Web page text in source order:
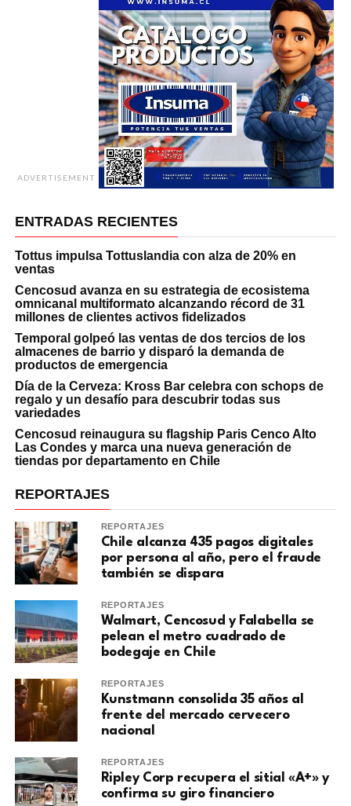
ADVERTISEMENT
ENTRADAS RECIENTES
Tottus impulsa Tottuslandia con alza de 20% en
ventas
Cencosud avanza en su estrategia de ecosistema
omnicanal multiformato alcanzando récord de 31
millones de clientes activos fidelizados
Temporal golpeó las ventas de dos tercios de los
almacenes de barrio y disparó la demanda de
productos de emergencia
Día de la Cerveza: Kross Bar celebra con schops de
regalo y un desafío para descubrir todas sus
variedades
Cencosud reinaugura su flagship Paris Cenco Alto
Las Condes y marca una nueva generación de
tiendas por departamento en Chile
REPORTAJES
REPORTAJES
Chile alcanza 435 pagos digitales
por persona al año, pero el fraude
también se dispara
REPORTAJES
Walmart, Cencosud y Falabella se
pelean el metro cuadrado de
bodegaje en Chile
REPORTAJES
Kunstmann consolida 35 años al
frente del mercado cervecero
nacional
REPORTAJES
Ripley Corp recupera el sitial «A+» y
confirma su giro financiero